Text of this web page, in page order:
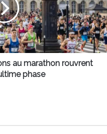
au marathon rouvrent
phase